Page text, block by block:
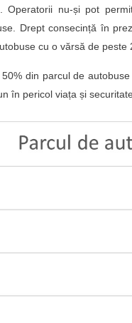
Operatorii nu-și pot
Drept consecință în
cu o vărsă de peste
din parcul de
în pericol viața și